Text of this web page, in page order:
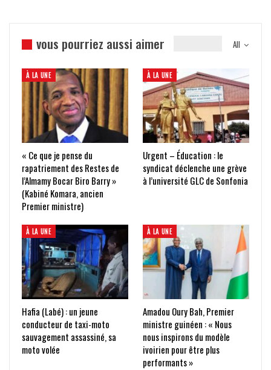
All
vous pourriez aussi aimer
À LA UNE
« Ce que je pense du
rapatriement des Restes de
l’Almamy Bocar Biro Barry »
(Kabiné Komara, ancien
Premier ministre)
À LA UNE
Urgent – Éducation : le
syndicat déclenche une grève
à l’université GLC de Sonfonia
À LA UNE
Hafia (Labé) : un jeune
conducteur de taxi-moto
sauvagement assassiné, sa
moto volée
À LA UNE
Amadou Oury Bah, Premier
ministre guinéen : « Nous
nous inspirons du modèle
ivoirien pour être plus
performants »